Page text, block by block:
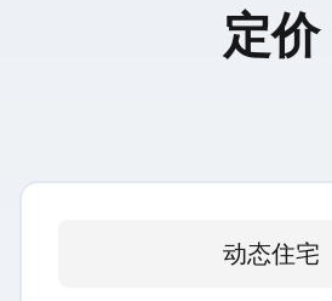
定价
动态住宅